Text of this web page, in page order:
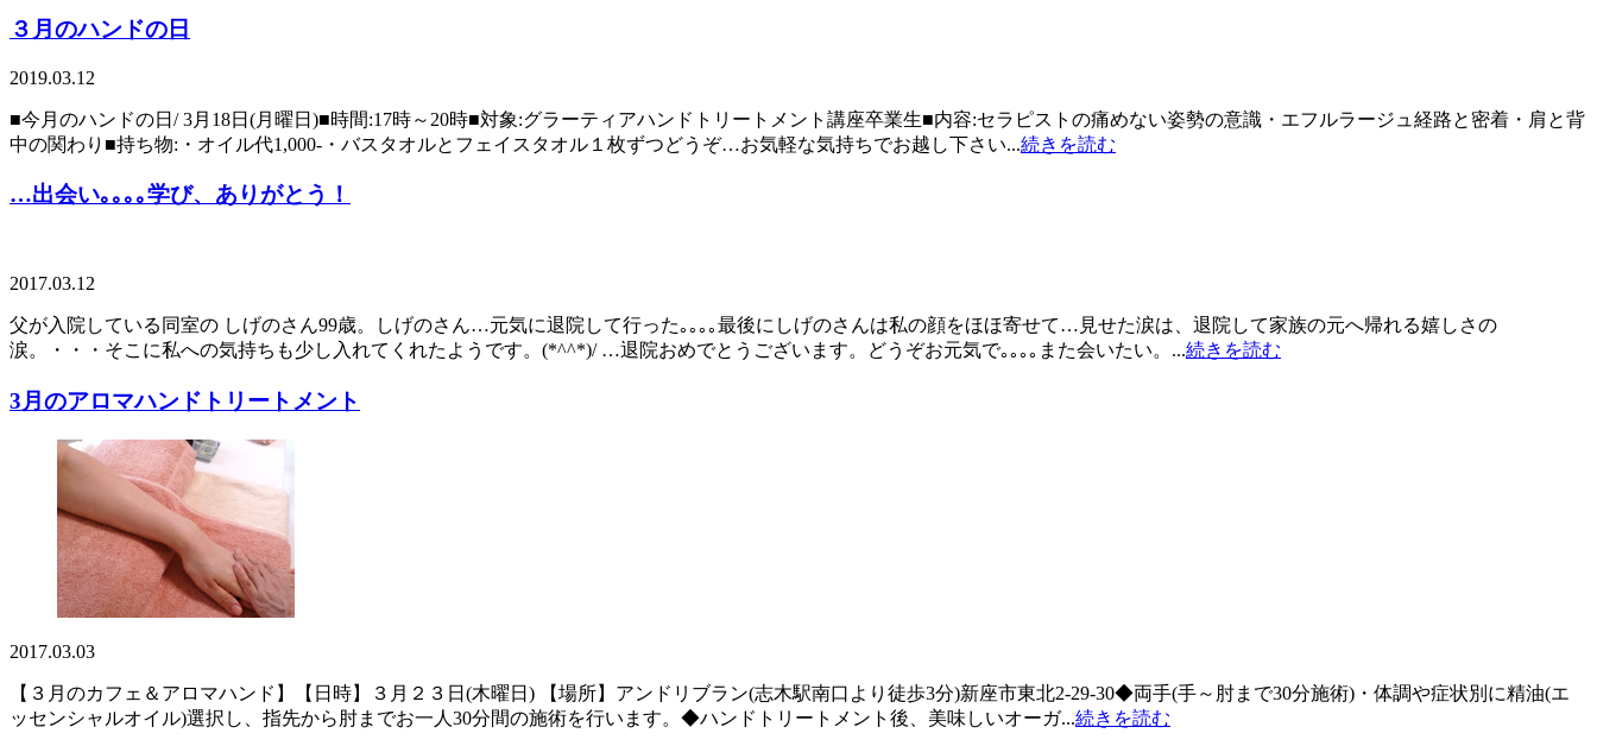
３月のハンドの日
2019.03.12
■今月のハンドの日/ 3月18日(月曜日)■時間:17時～20時■対象:グラーティアハンドトリートメント講座卒業生■内容:セラピストの痛めない姿勢の意識・エフルラージュ経路と密着・肩と背
中の関わり■持ち物:・オイル代1,000-・バスタオルとフェイスタオル１枚ずつどうぞ…お気軽な気持ちでお越し下さい...続きを読む
…出会い｡｡｡｡学び、ありがとう！
2017.03.12
父が入院している同室の しげのさん99歳。しげのさん…元気に退院して行った｡｡｡｡最後にしげのさんは私の顔をほほ寄せて…見せた涙は、退院して家族の元へ帰れる嬉しさの
涙。・・・そこに私への気持ちも少し入れてくれたようです。(*^^*)/ …退院おめでとうございます。どうぞお元気で｡｡｡｡また会いたい。...続きを読む
3月のアロマハンドトリートメント
2017.03.03
【３月のカフェ＆アロマハンド】【日時】３月２３日(木曜日) 【場所】アンドリブラン(志木駅南口より徒歩3分)新座市東北2-29-30◆両手(手～肘まで30分施術)・体調や症状別に精油(エ
ッセンシャルオイル)選択し、指先から肘までお一人30分間の施術を行います。◆ハンドトリートメント後、美味しいオーガ...続きを読む